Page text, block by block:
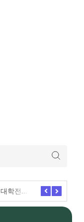
Video By 대학전쟁 시즌 3 전편 공개 완료!